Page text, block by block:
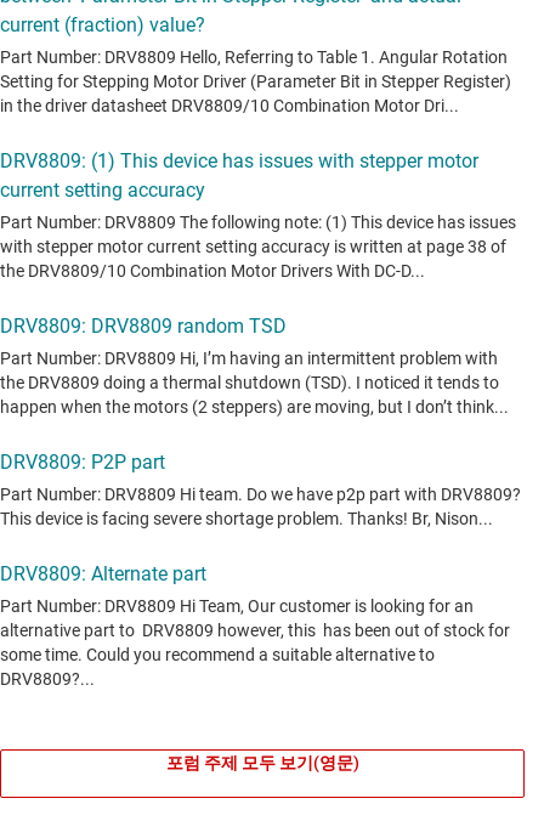
포럼 주제 모두 보기(영문)